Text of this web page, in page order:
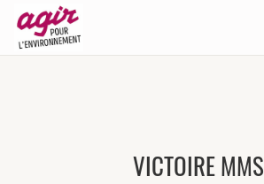
VICTOIRE MMS